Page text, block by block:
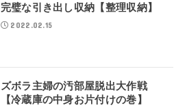
完璧な引き出し収納【整理収納】
2022.02.15
ズボラ主婦の汚部屋脱出大作戦
【冷蔵庫の中身お片付けの巻】